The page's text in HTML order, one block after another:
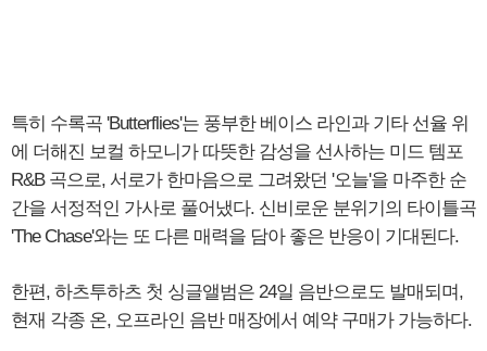
특히 수록곡 'Butterflies'는 풍부한 베이스 라인과 기타 선율 위
에 더해진 보컬 하모니가 따뜻한 감성을 선사하는 미드 템포
R&B 곡으로, 서로가 한마음으로 그려왔던 '오늘'을 마주한 순
간을 서정적인 가사로 풀어냈다. 신비로운 분위기의 타이틀곡
'The Chase'와는 또 다른 매력을 담아 좋은 반응이 기대된다.
한편, 하츠투하츠 첫 싱글앨범은 24일 음반으로도 발매되며,
현재 각종 온, 오프라인 음반 매장에서 예약 구매가 가능하다.